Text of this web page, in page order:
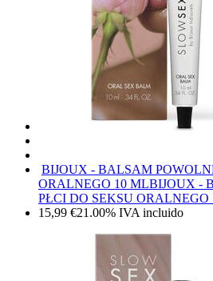
BIJOUX - BALSAM
ORALNEGO 10 MLBIJOUX -
PŁCI DO SEKSU ORALNEGO
15,99 €21.00% IVA incluido